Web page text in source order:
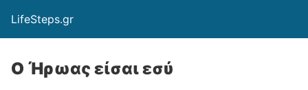
LifeSteps.gr
Ο Ήρωας είσαι εσύ